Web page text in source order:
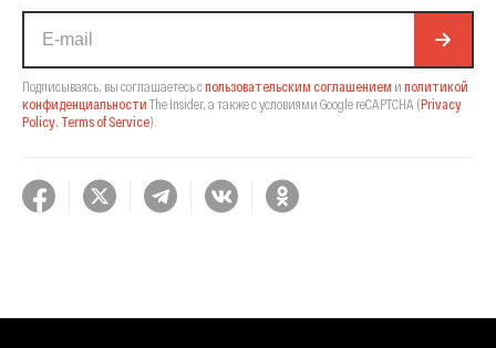
Подписываясь, вы соглашаетесь спользовательским соглашением и политикой
конфиденциальности The Insider, а также с условиями Google reCAPTCHA (Privacy
Policy, Terms of Service).